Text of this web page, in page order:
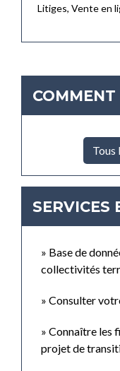
Litiges, Vente en
Tous
SERVICES
Base de
collectivités
Consulter
Connaître les
projet de